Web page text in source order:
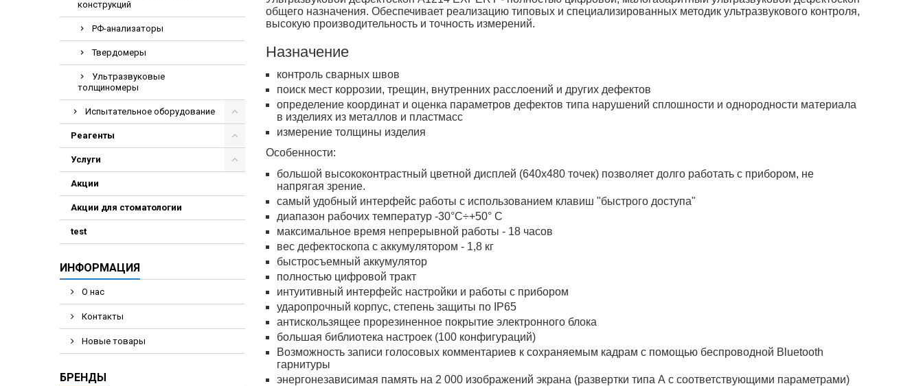
Электрохирургические коагуляторы
Экстракторы нуклеиновых кислот
конструкций
РФ-анализаторы
Твердомеры
Ультразвуковые
толщиномеры
Испытательное оборудование
Реагенты
Услуги
Акции
Акции для стоматологии
test
ИНФОРМАЦИЯ
О нас
Контакты
Новые товары
БРЕНДЫ
общего назначения. Обеспечивает реализацию типовых и специализированных методик ультразвукового контроля,
высокую производительность и точность измерений.
Назначение
контроль сварных швов
поиск мест коррозии, трещин, внутренних расслоений и других дефектов
определение координат и оценка параметров дефектов типа нарушений сплошности и однородности материала
в изделиях из металлов и пластмасс
измерение толщины изделия
Особенности:
большой высококонтрастный цветной дисплей (640х480 точек) позволяет долго работать с прибором, не
напрягая зрение.
самый удобный интерфейс работы с использованием клавиш "быстрого доступа"
диапазон рабочих температур -30°С÷+50° С
максимальное время непрерывной работы - 18 часов
вес дефектоскопа с аккумулятором - 1,8 кг
быстросъемный аккумулятор
полностью цифровой тракт
интуитивный интерфейс настройки и работы с прибором
ударопрочный корпус, степень защиты по IP65
антискользящее прорезиненное покрытие электронного блока
большая библиотека настроек (100 конфигураций)
Возможность записи голосовых комментариев к сохраняемым кадрам c помощью беспроводной Bluetooth
гарнитуры
энергонезависимая память на 2 000 изображений экрана (развертки типа А с соответствующими параметрами)